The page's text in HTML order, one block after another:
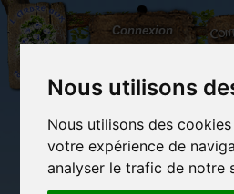
Nous utilisons
Nous utilisons des
votre expérience de
analyser le trafic de notre
L'Arbre
aux
100.000
Connexion
(vide)